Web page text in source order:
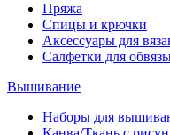
Пряжа
Спицы и крючки
Аксессуары для
Салфетки для
Вышивание
Наборы для